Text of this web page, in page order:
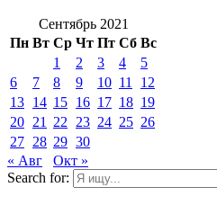
Сентябрь 2021
Пн Вт Ср Чт Пт Сб Вс
1
2 3 4
5
6
7 8 9 10 11
12
13 14 15 16 17 18 19
20 21 22 23 24 25 26
27 28 29 30
« Авг
Окт »
Search for: